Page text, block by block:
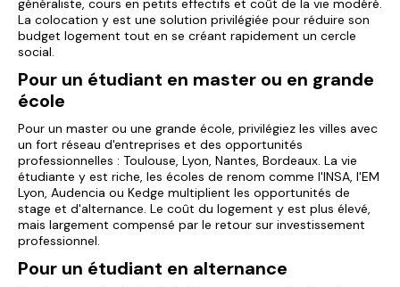
généraliste, cours en petits effectifs et coût de la vie modéré.
La colocation y est une solution privilégiée pour réduire son
budget logement tout en se créant rapidement un cercle
social.
Pour un étudiant en master ou en grande
école
Pour un master ou une grande école, privilégiez les villes avec
un fort réseau d'entreprises et des opportunités
professionnelles : Toulouse, Lyon, Nantes, Bordeaux. La vie
étudiante y est riche, les écoles de renom comme l'INSA, l'EM
Lyon, Audencia ou Kedge multiplient les opportunités de
stage et d'alternance. Le coût du logement y est plus élevé,
mais largement compensé par le retour sur investissement
professionnel.
Pour un étudiant en alternance